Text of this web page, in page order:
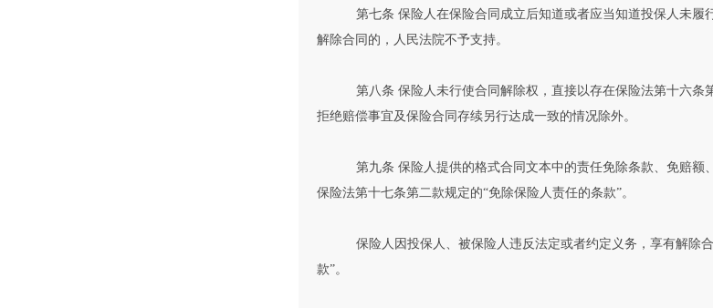
第七条 保险人在保险合同成立后知道或者应当知道投保人未
解除合同的，人民法院不予支持。
第八条 保险人未行使合同解除权，直接以存在保险法第十六
拒绝赔偿事宜及保险合同存续另行达成一致的情况除外。
第九条 保险人提供的格式合同文本中的责任免除条款、免赔
保险法第十七条第二款规定的“免除保险人责任的条款”。
保险人因投保人、被保险人违反法定或者约定义务，享有解除
款”。